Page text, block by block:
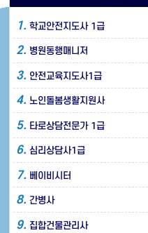
1. 학교안전지도사 1급
2. 병원동행매니저
3. 안전교육지도사1급
4. 노인돌봄생활지원사
5. 타로상담전문가 1급
6. 심리상담사1급
7. 베이비시터
8. 간병사
9. 집합건물관리사